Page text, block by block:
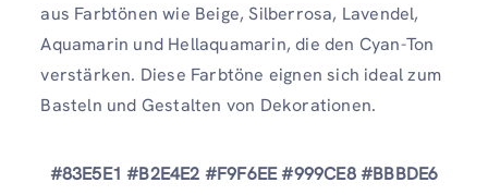
aus Farbtönen wie Beige, Silberrosa, Lavendel,
Aquamarin und Hellaquamarin, die den Cyan-Ton
verstärken. Diese Farbtöne eignen sich ideal zum
Basteln und Gestalten von Dekorationen.
#83E5E1 #B2E4E2 #F9F6EE #999CE8 #BBBDE6